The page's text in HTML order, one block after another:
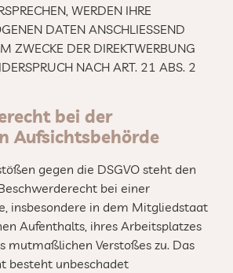
WERDEN IHRE
DATEN ANSCHLIESSEND
ZWECKE DER DIREKTWERBUNG
NACH ART. 21 ABS. 2
bei der
Aufsichtsbehörde
gegen die DSGVO steht den
bei einer
insbesondere in dem Mitgliedstaat
Aufenthalts, ihres Arbeitsplatzes
mutmaßlichen Verstoßes zu. Das
besteht unbeschadet